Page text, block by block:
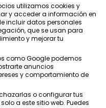
Política de Privacidad
Condiciones Generales
Política de Cookies
Aviso Legal
utilizamos cookies y
y acceder a información en
incluir datos personales
que se usan para
y mejorar tu
como Google podemos
anuncios
y comportamiento de
o configurar tus
a este sitio web. Puedes